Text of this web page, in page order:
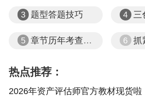
本无变化。网校已经在第一时间
了整理，我们来一起看一下吧。
3 题型答题技巧 4 三
5 章节历年考查题型 6 抓
热点推荐：
2026年资产评估师官方教材现货啦